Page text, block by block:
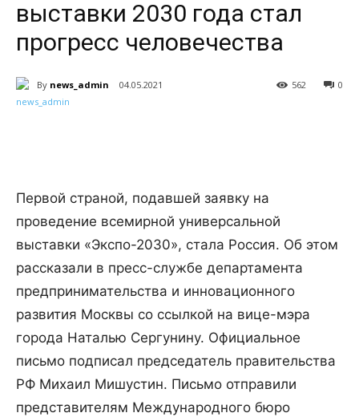
выставки 2030 года стал
прогресс человечества
By news_admin 04.05.2021 0
562
Первой страной, подавшей заявку на
проведение всемирной универсальной
выставки «Экспо-2030», стала Россия. Об этом
рассказали в пресс-службе департамента
предпринимательства и инновационного
развития Москвы со ссылкой на вице-мэра
города Наталью Сергунину. Официальное
письмо подписал председатель правительства
РФ Михаил Мишустин. Письмо отправили
представителям Международного бюро